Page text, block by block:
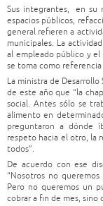
Sus integrantes, en su
espacios públicos,
general refieren a
municipales. La
al empleado público y el
se toma como
La ministra de
de este año que “la
social. Antes sólo se
alimento en
preguntaron a dónde
respeto hacia el otro, la
todos”.
De acuerdo con ese
“Nosotros no
Pero no queremos un
cobrar a fin de mes, sino